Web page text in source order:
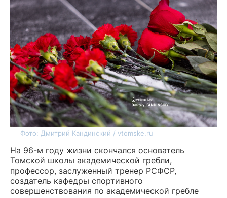
Фото: Дмитрий Кандинский / vtomske.ru
На 96-м году жизни скончался основатель
Томской школы академической гребли,
профессор, заслуженный тренер РСФСР,
создатель кафедры спортивного
совершенствования по академической гребле